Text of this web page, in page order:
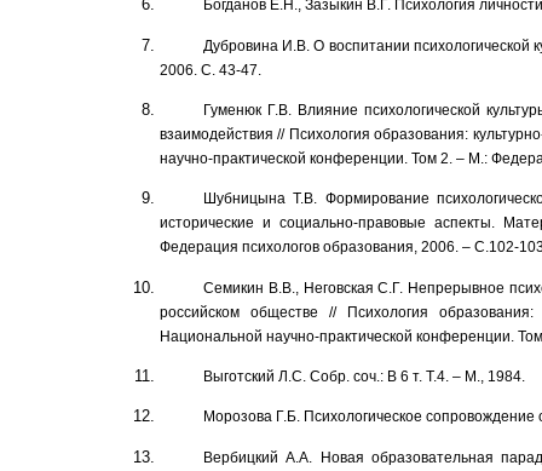
Богданов Е.Н., Зазыкин В.Г. Психология
Дубровина И.В. О воспитании психологической
2006. С. 43-47.
Гуменюк Г.В. Влияние психологической
взаимодействия // Психология образования:
научно-практической конференции. Том 2. – М.:
Шубницына Т.В. Формирование
исторические и социально-правовые аспекты.
Федерация психологов образования, 2006. – С.102-
Семикин В.В., Неговская С.Г. Непрерывное
российском обществе // Психология
Национальной научно-практической конференции.
Выготский Л.С. Собр. соч.: В 6 т. Т.4. – М., 1984.
Морозова Г.Б. Психологическое
Вербицкий А.А. Новая образовательная